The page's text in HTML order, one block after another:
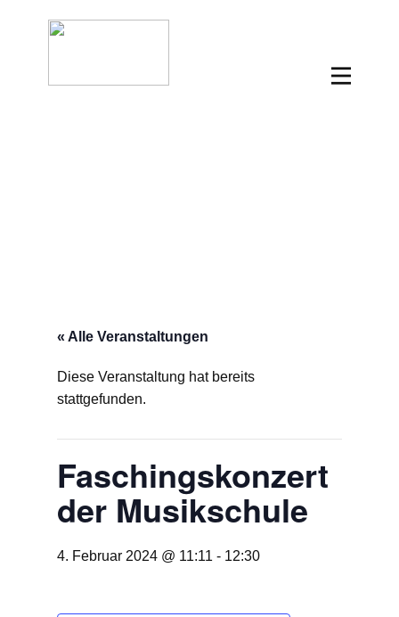
« Alle Veranstaltungen
Diese Veranstaltung hat bereits
stattgefunden.
Faschingskonzert
der Musikschule
4. Februar 2024 @ 11:11 - 12:30